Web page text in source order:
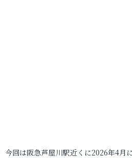
今回は阪急芦屋川駅近くに2026年4月